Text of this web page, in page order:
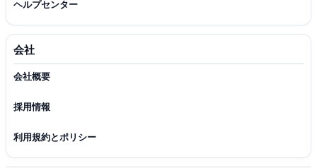
ヘルプセンター
会社
会社概要
採用情報
利用規約とポリシー